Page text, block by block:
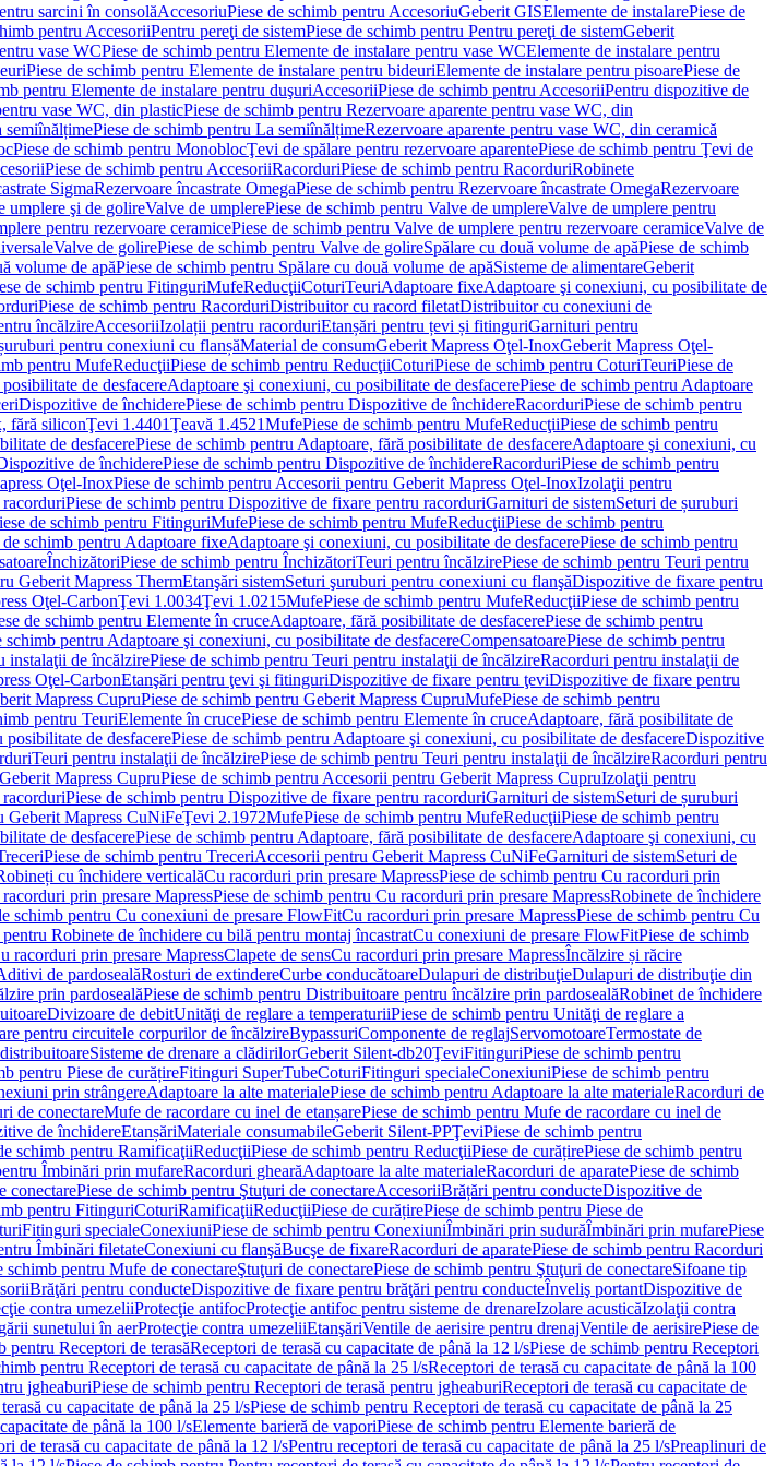
sarcini în consolăAccesoriuPiese de schimb pentru AccesoriuGeberit GISElemente de instalarePiese de
pentru AccesoriiPentru pereţi de sistemPiese de schimb pentru Pentru pereţi de sistemGeberit
vase WCPiese de schimb pentru Elemente de instalare pentru vase WCElemente de instalare pentru
Piese de schimb pentru Elemente de instalare pentru bideuriElemente de instalare pentru pisoarePiese de
pentru Elemente de instalare pentru duşuriAccesoriiPiese de schimb pentru AccesoriiPentru dispozitive de
vase WC, din plasticPiese de schimb pentru Rezervoare aparente pentru vase WC, din
semiînălțimePiese de schimb pentru La semiînălțimeRezervoare aparente pentru vase WC, din ceramică
Piese de schimb pentru MonoblocŢevi de spălare pentru rezervoare aparentePiese de schimb pentru Ţevi de
Piese de schimb pentru AccesoriiRacorduriPiese de schimb pentru RacorduriRobinete
SigmaRezervoare încastrate OmegaPiese de schimb pentru Rezervoare încastrate OmegaRezervoare
umplere şi de golireValve de umplerePiese de schimb pentru Valve de umplereValve de umplere pentru
pentru rezervoare ceramicePiese de schimb pentru Valve de umplere pentru rezervoare ceramiceValve de
Valve de golirePiese de schimb pentru Valve de golireSpălare cu două volume de apăPiese de schimb
volume de apăPiese de schimb pentru Spălare cu două volume de apăSisteme de alimentareGeberit
de schimb pentru FitinguriMufeReducţiiCoturiTeuriAdaptoare fixeAdaptoare şi conexiuni, cu posibilitate de
Piese de schimb pentru RacorduriDistribuitor cu racord filetatDistribuitor cu conexiuni de
încălzireAccesoriiIzolații pentru racorduriEtanșări pentru țevi și fitinguriGarnituri pentru
pentru conexiuni cu flanșăMaterial de consumGeberit Mapress Oţel-InoxGeberit Mapress Oţel-
pentru MufeReducţiiPiese de schimb pentru ReducţiiCoturiPiese de schimb pentru CoturiTeuriPiese de
de desfacereAdaptoare şi conexiuni, cu posibilitate de desfacerePiese de schimb pentru Adaptoare
Dispozitive de închiderePiese de schimb pentru Dispozitive de închidereRacorduriPiese de schimb pentru
fără siliconŢevi 1.4401Ţeavă 1.4521MufePiese de schimb pentru MufeReducţiiPiese de schimb pentru
de desfacerePiese de schimb pentru Adaptoare, fără posibilitate de desfacereAdaptoare şi conexiuni, cu
de închiderePiese de schimb pentru Dispozitive de închidereRacorduriPiese de schimb pentru
Oţel-InoxPiese de schimb pentru Accesorii pentru Geberit Mapress Oţel-InoxIzolaţii pentru
Piese de schimb pentru Dispozitive de fixare pentru racorduriGarnituri de sistemSeturi de șuruburi
de schimb pentru FitinguriMufePiese de schimb pentru MufeReducţiiPiese de schimb pentru
de schimb pentru Adaptoare fixeAdaptoare şi conexiuni, cu posibilitate de desfacerePiese de schimb pentru
ÎnchizătoriPiese de schimb pentru ÎnchizătoriTeuri pentru încălzirePiese de schimb pentru Teuri pentru
Geberit Mapress ThermEtanşări sistemSeturi şuruburi pentru conexiuni cu flanşăDispozitive de fixare pentru
Oţel-CarbonŢevi 1.0034Ţevi 1.0215MufePiese de schimb pentru MufeReducţiiPiese de schimb pentru
de schimb pentru Elemente în cruceAdaptoare, fără posibilitate de desfacerePiese de schimb pentru
schimb pentru Adaptoare şi conexiuni, cu posibilitate de desfacereCompensatoarePiese de schimb pentru
instalaţii de încălzirePiese de schimb pentru Teuri pentru instalaţii de încălzireRacorduri pentru instalaţii de
Oţel-CarbonEtanşări pentru ţevi şi fitinguriDispozitive de fixare pentru ţeviDispozitive de fixare pentru
Mapress CupruPiese de schimb pentru Geberit Mapress CupruMufePiese de schimb pentru
pentru TeuriElemente în crucePiese de schimb pentru Elemente în cruceAdaptoare, fără posibilitate de
de desfacerePiese de schimb pentru Adaptoare şi conexiuni, cu posibilitate de desfacereDispozitive
Teuri pentru instalaţii de încălzirePiese de schimb pentru Teuri pentru instalaţii de încălzireRacorduri pentru
Mapress CupruPiese de schimb pentru Accesorii pentru Geberit Mapress CupruIzolaţii pentru
Piese de schimb pentru Dispozitive de fixare pentru racorduriGarnituri de sistemSeturi de șuruburi
Geberit Mapress CuNiFeŢevi 2.1972MufePiese de schimb pentru MufeReducţiiPiese de schimb pentru
de desfacerePiese de schimb pentru Adaptoare, fără posibilitate de desfacereAdaptoare şi conexiuni, cu
Piese de schimb pentru TreceriAccesorii pentru Geberit Mapress CuNiFeGarnituri de sistemSeturi de
cu închidere verticalăCu racorduri prin presare MapressPiese de schimb pentru Cu racorduri prin
prin presare MapressPiese de schimb pentru Cu racorduri prin presare MapressRobinete de închidere
schimb pentru Cu conexiuni de presare FlowFitCu racorduri prin presare MapressPiese de schimb pentru Cu
pentru Robinete de închidere cu bilă pentru montaj încastratCu conexiuni de presare FlowFitPiese de schimb
racorduri prin presare MapressClapete de sensCu racorduri prin presare MapressÎncălzire și răcire
de pardosealăRosturi de extindereCurbe conducătoareDulapuri de distribuţieDulapuri de distribuţie din
prin pardosealăPiese de schimb pentru Distribuitoare pentru încălzire prin pardosealăRobinet de închidere
Divizoare de debitUnităţi de reglare a temperaturiiPiese de schimb pentru Unităţi de reglare a
pentru circuitele corpurilor de încălzireBypassuriComponente de reglajServomotoareTermostate de
Sisteme de drenare a clădirilorGeberit Silent-db20ŢeviFitinguriPiese de schimb pentru
pentru Piese de curățireFitinguri SuperTubeCoturiFitinguri specialeConexiuniPiese de schimb pentru
prin strângereAdaptoare la alte materialePiese de schimb pentru Adaptoare la alte materialeRacorduri de
de conectareMufe de racordare cu inel de etanșarePiese de schimb pentru Mufe de racordare cu inel de
de închidereEtanșăriMateriale consumabileGeberit Silent-PPŢeviPiese de schimb pentru
schimb pentru RamificaţiiReducţiiPiese de schimb pentru ReducţiiPiese de curățirePiese de schimb pentru
Îmbinări prin mufareRacorduri ghearăAdaptoare la alte materialeRacorduri de aparatePiese de schimb
conectarePiese de schimb pentru Ştuţuri de conectareAccesoriiBrățări pentru conducteDispozitive de
pentru FitinguriCoturiRamificaţiiReducţiiPiese de curățirePiese de schimb pentru Piese de
Fitinguri specialeConexiuniPiese de schimb pentru ConexiuniÎmbinări prin sudurăÎmbinări prin mufarePiese
Îmbinări filetateConexiuni cu flanşăBucşe de fixareRacorduri de aparatePiese de schimb pentru Racorduri
schimb pentru Mufe de conectareŞtuţuri de conectarePiese de schimb pentru Ştuţuri de conectareSifoane tip
Brăţări pentru conducteDispozitive de fixare pentru brăţări pentru conducteÎnveliş portantDispozitive de
contra umezeliiProtecţie antifocProtecţie antifoc pentru sisteme de drenareIzolare acusticăIzolaţii contra
sunetului în aerProtecţie contra umezeliiEtanşăriVentile de aerisire pentru drenajVentile de aerisirePiese de
pentru Receptori de terasăReceptori de terasă cu capacitate de până la 12 l/sPiese de schimb pentru Receptori
pentru Receptori de terasă cu capacitate de până la 25 l/sReceptori de terasă cu capacitate de până la 100
jgheaburiPiese de schimb pentru Receptori de terasă pentru jgheaburiReceptori de terasă cu capacitate de
cu capacitate de până la 25 l/sPiese de schimb pentru Receptori de terasă cu capacitate de până la 25
de până la 100 l/sElemente barieră de vaporiPiese de schimb pentru Elemente barieră de
de terasă cu capacitate de până la 12 l/sPentru receptori de terasă cu capacitate de până la 25 l/sPreaplinuri de